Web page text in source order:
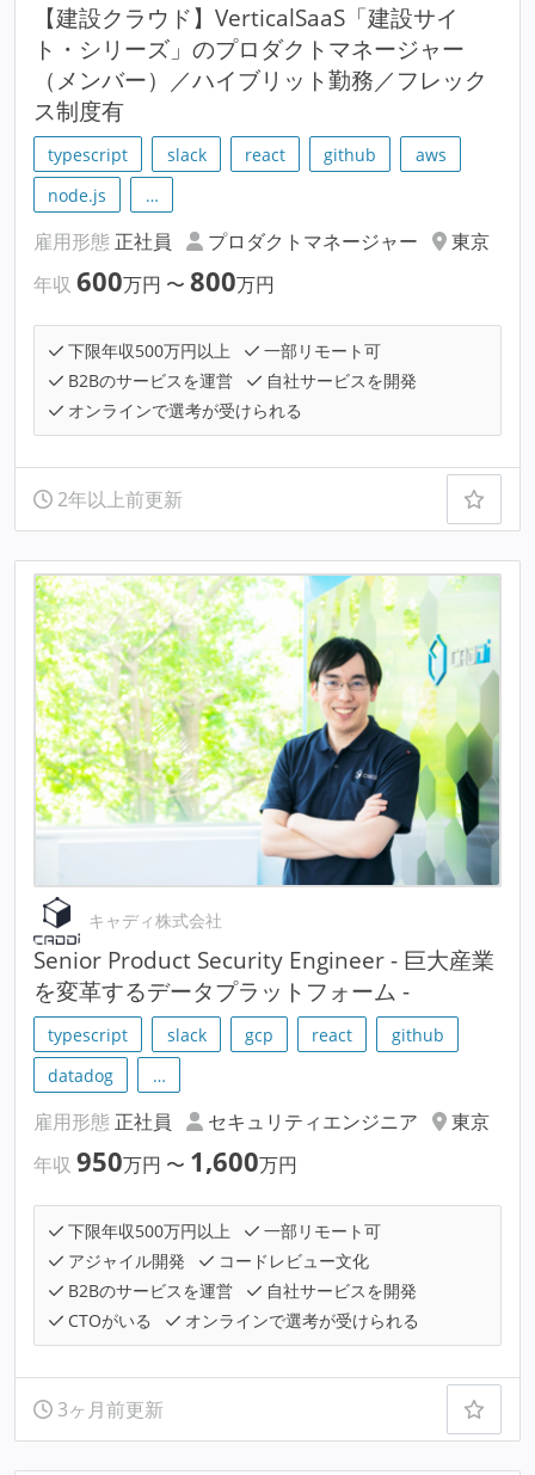
【建設クラウド】VerticalSaaS「建設サイ
ト・シリーズ」のプロダクトマネージャー
（メンバー）／ハイブリット勤務／フレック
ス制度有
typescript slack react github
aws
node.js
…
雇用形態 正社員 プロダクトマネージャー
東京
年収 600万円 〜 800万円
下限年収500万円以上
一部リモート可
B2Bのサービスを運営
自社サービスを開発
オンラインで選考が受けられる
2年以上前更新
キャディ株式会社
Senior Product Security Engineer - 巨大産業
を変革するデータプラットフォーム -
typescript slack gcp react
github
datadog
…
雇用形態 正社員 セキュリティエンジニア
東京
年収 950万円 〜 1,600万円
下限年収500万円以上
一部リモート可
アジャイル開発
コードレビュー文化
B2Bのサービスを運営
自社サービスを開発
CTOがいる
オンラインで選考が受けられる
3ヶ月前更新